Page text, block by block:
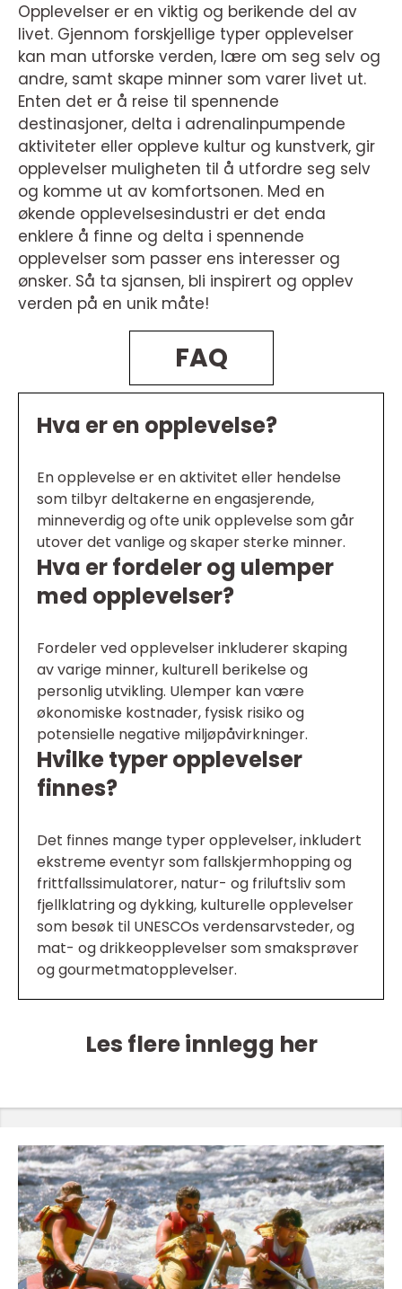
Opplevelser er en viktig og berikende del av
livet. Gjennom forskjellige typer opplevelser
kan man utforske verden, lære om seg selv og
andre, samt skape minner som varer livet ut.
Enten det er å reise til spennende
destinasjoner, delta i adrenalinpumpende
aktiviteter eller oppleve kultur og kunstverk, gir
opplevelser muligheten til å utfordre seg selv
og komme ut av komfortsonen. Med en
økende opplevelsesindustri er det enda
enklere å finne og delta i spennende
opplevelser som passer ens interesser og
ønsker. Så ta sjansen, bli inspirert og opplev
verden på en unik måte!
FAQ
Hva er en opplevelse?
En opplevelse er en aktivitet eller hendelse
som tilbyr deltakerne en engasjerende,
minneverdig og ofte unik opplevelse som går
utover det vanlige og skaper sterke minner.
Hva er fordeler og ulemper
med opplevelser?
Fordeler ved opplevelser inkluderer skaping
av varige minner, kulturell berikelse og
personlig utvikling. Ulemper kan være
økonomiske kostnader, fysisk risiko og
potensielle negative miljøpåvirkninger.
Hvilke typer opplevelser
finnes?
Det finnes mange typer opplevelser, inkludert
ekstreme eventyr som fallskjermhopping og
frittfallssimulatorer, natur- og friluftsliv som
fjellklatring og dykking, kulturelle opplevelser
som besøk til UNESCOs verdensarvsteder, og
mat- og drikkeopplevelser som smaksprøver
og gourmetmatopplevelser.
Les flere innlegg her